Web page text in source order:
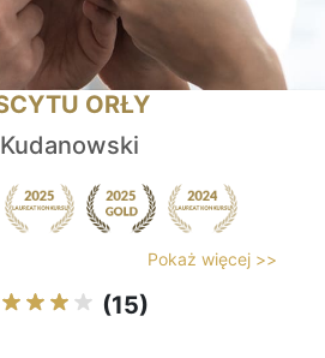
ORŁY
Pokaż więcej >>
(15)